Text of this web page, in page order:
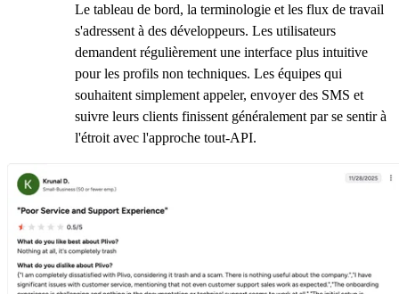
Le tableau de bord, la terminologie et les flux de travail
s'adressent à des développeurs. Les utilisateurs
demandent régulièrement une interface plus intuitive
pour les profils non techniques. Les équipes qui
souhaitent simplement appeler, envoyer des SMS et
suivre leurs clients finissent généralement par se sentir à
l'étroit avec l'approche tout-API.